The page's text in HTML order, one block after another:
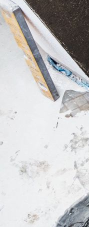
Sankt
Das
und
✅
✅
✅ Stilvolle
✅ Inkl.
Check in